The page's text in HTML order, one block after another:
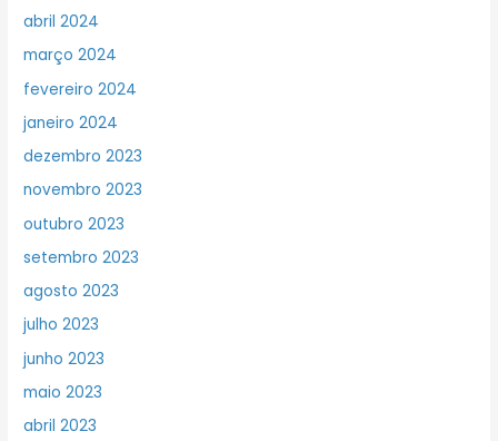
abril 2024
março 2024
fevereiro 2024
janeiro 2024
dezembro 2023
novembro 2023
outubro 2023
setembro 2023
agosto 2023
julho 2023
junho 2023
maio 2023
abril 2023